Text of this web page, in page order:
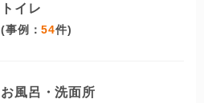
トイレ
(事例：54件)
お風呂・洗面所